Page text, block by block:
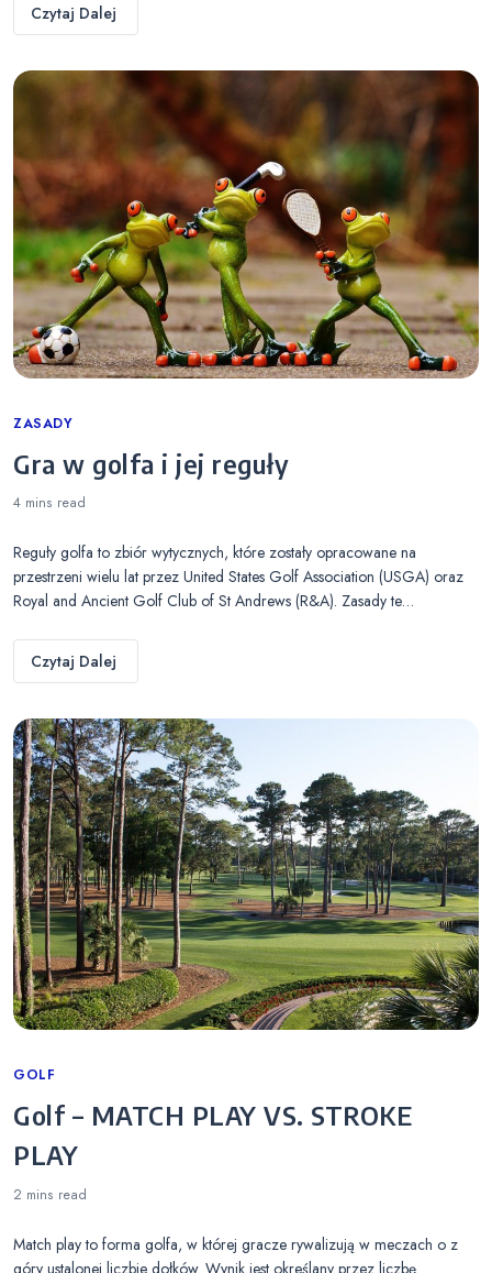
Czytaj Dalej
Categories
ZASADY
Gra w golfa i jej reguły
4 mins read
Reguły golfa to zbiór wytycznych, które zostały opracowane na
przestrzeni wielu lat przez United States Golf Association (USGA) oraz
Royal and Ancient Golf Club of St Andrews (R&A). Zasady te…
Czytaj Dalej
Categories
GOLF
Golf – MATCH PLAY VS. STROKE
PLAY
2 mins read
Match play to forma golfa, w której gracze rywalizują w meczach o z
góry ustalonej liczbie dołków. Wynik jest określany przez liczbę